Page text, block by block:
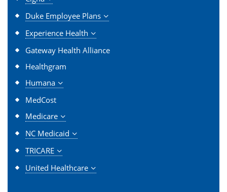
Duke Employee Plans
Experience Health
Gateway Health Alliance
Healthgram
Humana
MedCost
Medicare
NC Medicaid
TRICARE
United Healthcare